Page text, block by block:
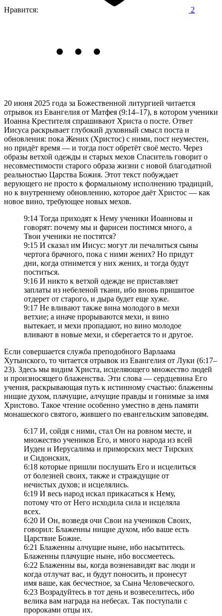
Нравится: 2
20 июня 2025 года за Божественной литургией читается
отрывок из Евангелия от Матфея (9:14–17), в котором ученики
Иоанна Крестителя спрашивают Христа о посте. Ответ
Иисуса раскрывает глубокий духовный смысл поста и
обновления: пока Жених (Христос) с ними, пост неуместен,
но придёт время — и тогда пост обретёт своё место. Через
образы ветхой одежды и старых мехов Спаситель говорит о
несовместимости старого образа жизни с новой благодатной
реальностью Царства Божия. Этот текст побуждает
верующего не просто к формальному исполнению традиций,
но к внутреннему обновлению, которое даёт Христос — как
новое вино, требующее новых мехов.
9:14 Тогда приходят к Нему ученики Иоанновы и
говорят: почему мы и фарисеи постимся много, а
Твои ученики не постятся?
9:15 И сказал им Иисус: могут ли печалиться сыны
чертога брачного, пока с ними жених? Но придут
дни, когда отнимется у них жених, и тогда будут
поститься.
9:16 И никто к ветхой одежде не приставляет
заплаты из небеленой ткани, ибо вновь пришитое
отдерет от старого, и дыра будет еще хуже.
9:17 Не вливают также вина молодого в мехи
ветхие; а иначе прорываются мехи, и вино
вытекает, и мехи пропадают, но вино молодое
вливают в новые мехи, и сберегается то и другое.
Если совершается служба преподобного Варлаама
Хутынского, то читается отрывок из Евангелия от Луки (6:17–
23). Здесь мы видим Христа, исцеляющего множество людей
и произносящего блаженства. Эти слова — сердцевина Его
учения, раскрывающая путь к истинному счастью: блаженны
нищие духом, плачущие, алчущие правды и гонимые за имя
Христово. Такое чтение особенно уместно в день памяти
монашеского святого, жившего по евангельским заповедям.
6:17 И, сойдя с ними, стал Он на ровном месте, и
множество учеников Его, и много народа из всей
Иудеи и Иерусалима и приморских мест Тирских
и Сидонских,
6:18 которые пришли послушать Его и исцелиться
от болезней своих, также и страждущие от
нечистых духов; и исцелялись.
6:19 И весь народ искал прикасаться к Нему,
потому что от Него исходила сила и исцеляла
всех.
6:20 И Он, возведя очи Свои на учеников Своих,
говорил: Блаженны нищие духом, ибо ваше есть
Царствие Божие.
6:21 Блаженны алчущие ныне, ибо насытитесь.
Блаженны плачущие ныне, ибо воссмеетесь.
6:22 Блаженны вы, когда возненавидят вас люди и
когда отлучат вас, и будут поносить, и пронесут
имя ваше, как бесчестное, за Сына Человеческого.
6:23 Возрадуйтесь в тот день и возвеселитесь, ибо
велика вам награда на небесах. Так поступали с
пророками отцы их.